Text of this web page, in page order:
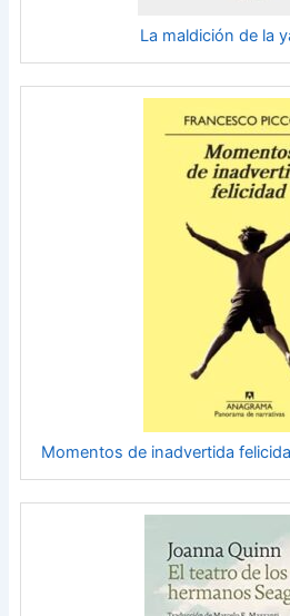
La maldición de la
Momentos de inadvertida